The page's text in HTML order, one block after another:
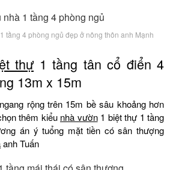
tầng 4 phòng ngủ đẹp ở nông thôn anh Mạnh
thự 1 tầng tân cổ điển 4
13m x 15m
rộng trên 15m bề sâu khoảng hơn
thêm kiểu nhà vườn1 biệt thự 1 tầng
án ý tuổng mặt tiền có sân thượng
anh Tuấn